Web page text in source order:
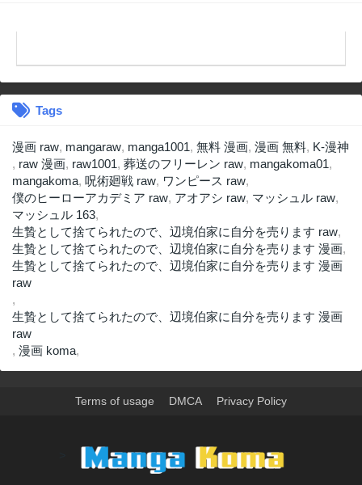
Tags
漫画 raw, mangaraw, manga1001, 無料 漫画, 漫画 無料, K-漫神
, raw 漫画, raw1001, 葬送のフリーレン raw, mangakoma01,
mangakoma, 呪術廻戦 raw, ワンピース raw,
僕のヒーローアカデミア raw, アオアシ raw, マッシュル raw,
マッシュル 163,
生贄として捨てられたので、辺境伯家に自分を売ります raw,
生贄として捨てられたので、辺境伯家に自分を売ります 漫画,
生贄として捨てられたので、辺境伯家に自分を売ります 漫画
raw
,
生贄として捨てられたので、辺境伯家に自分を売ります 漫画
raw
, 漫画 koma,
Terms of usage DMCA Privacy Policy